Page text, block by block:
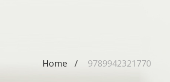
Home 9789942321770